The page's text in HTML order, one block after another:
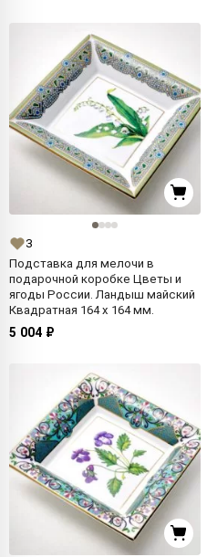
3
Подставка для мелочи в
подарочной коробке Цветы и
ягоды России. Ландыш майский
Квадратная 164 x 164 мм.
5 004 ₽